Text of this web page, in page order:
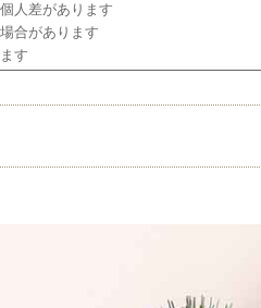
人差があります
合があります
す